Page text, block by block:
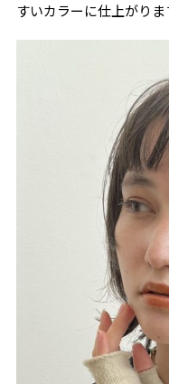
すいカラーに仕上がりま